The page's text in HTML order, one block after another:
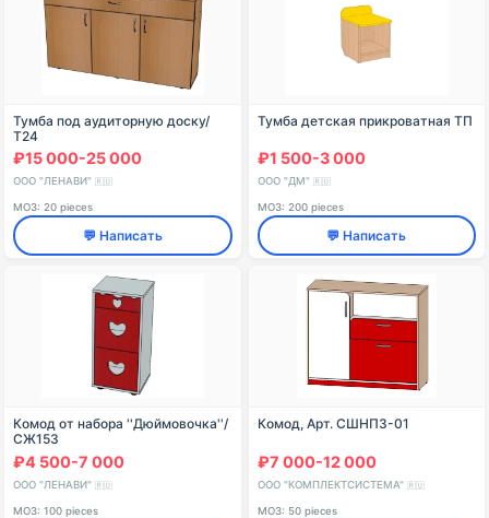
Тумба под аудиторную доску/
Т24
₽15 000-25 000
ООО "ЛЕНАВИ" 🇷🇺
МОЗ: 20 pieces
💬 Написать
Тумба детская прикроватная ТП
₽1 500-3 000
ООО "ДМ" 🇷🇺
МОЗ: 200 pieces
💬 Написать
Комод от набора ''Дюймовочка''/
СЖ153
₽4 500-7 000
ООО "ЛЕНАВИ" 🇷🇺
МОЗ: 100 pieces
Комод, Арт. СШНПЗ-01
₽7 000-12 000
ООО "КОМПЛЕКТСИСТЕМА" 🇷🇺
МОЗ: 50 pieces